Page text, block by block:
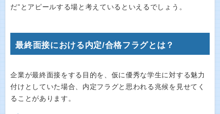
だ”とアピールする場と考えているといえるでしょう。
最終面接における内定/合格フラグとは？
企業が最終面接をする目的を、仮に優秀な学生に対する魅力
付けとしていた場合、内定フラグと思われる兆候を見せてく
ることがあります。